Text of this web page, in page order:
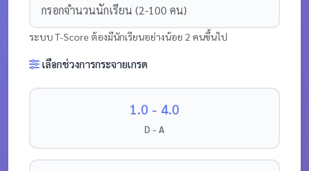
ระบบ T-Score ต้องมีนักเรียนอย่างน้อย 2 คนขึ้นไป
เลือกช่วงการกระจายเกรด
1.0 - 4.0
D - A